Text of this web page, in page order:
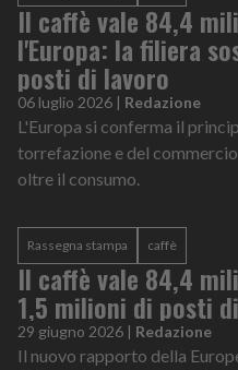
Il caffè vale 84,4
l'Europa: la filiera
posti di lavoro
06 luglio 2026 | Redazione
L'Europa si conferma il
torrefazione e del
oltre il consumo.
Rassegna stampa caffè
Il caffè vale 84,4
1,5 milioni di posti
29 giugno 2026 | Redazione
Il nuovo rapporto della